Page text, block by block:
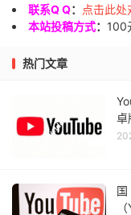
联系Q Q：
点击此处
本站投稿方式： 100
热门文章
卓